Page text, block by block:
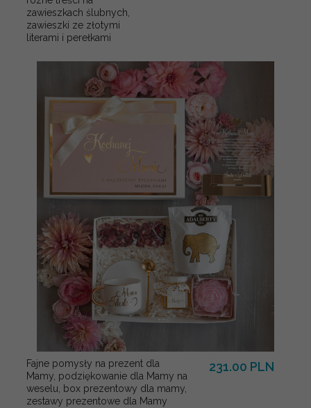
zawieszkach ślubnych,
zawieszki ze złotymi
literami i perełkami
Fajne pomysły na prezent dla
Mamy, podziękowanie dla Mamy na
weselu, box prezentowy dla mamy,
zestawy prezentowe dla Mamy
231.00 PLN